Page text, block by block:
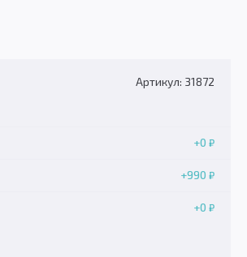
Артикул: 31872
+0 ₽
+990 ₽
+0 ₽